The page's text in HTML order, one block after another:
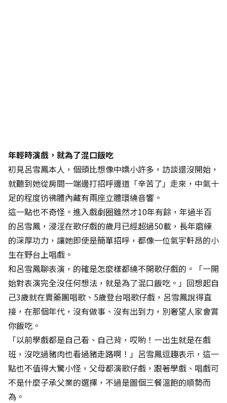
年輕時演戲，就為了混口飯吃
初見呂雪鳳本人，個頭比想像中嬌小許多，訪談還沒開始，
就聽到她從房間一端邊打招呼邊道「辛苦了」走來，中氣十
足的程度彷彿體內藏有兩座立體環繞音響。
這一點也不奇怪。進入戲劇圈雖然才10年有餘，年過半百
的呂雪鳳，浸淫在歌仔戲的歲月已經超過50載，長年磨練
的深厚功力，讓她即使是簡單招呼，都像一位氣宇軒昂的小
生在野台上唱戲。
和呂雪鳳聊表演，的確是怎麼樣都繞不開歌仔戲的。「一開
始對表演完全沒任何想法，就是為了混口飯吃。」回想起自
己3歲就在賣藥團唱歌、5歲登台唱歌仔戲，呂雪鳳說得直
接，在那個年代，沒有做事、沒有出到力，別奢望人家會賞
你飯吃。
「以前學戲都是自己看、自己背，哎喲！一出生就是在戲
班，沒吃過豬肉也看過豬走路啊！」呂雪鳳逗趣表示，這一
點也不值得大驚小怪，父母都演歌仔戲，跟著學戲、唱戲可
不是什麼子承父業的選擇，不過是圖個三餐溫飽的順勢而
為。